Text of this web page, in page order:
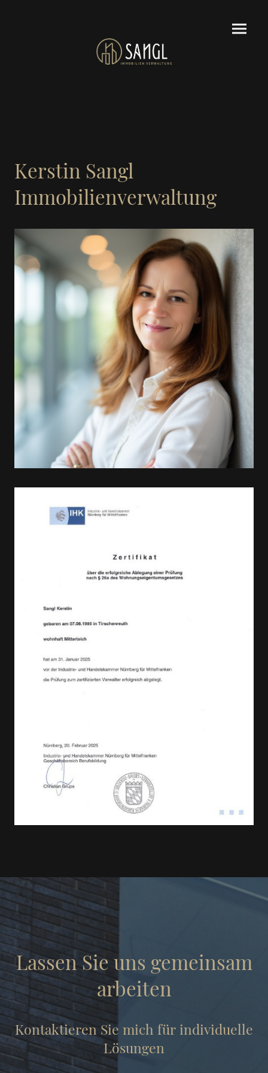
Kerstin Sangl
Immobilienverwaltung
Lassen Sie uns gemeinsam
arbeiten
Kontaktieren Sie mich für individuelle
Lösungen